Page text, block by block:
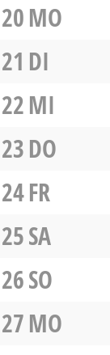
20MO
21 DI
22MI
23DO
24FR
25SA
26SO
27MO